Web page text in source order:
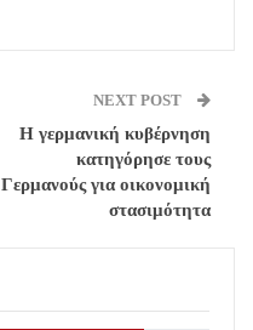
NEXT POST
Η γερμανική κυβέρνηση
κατηγόρησε τους
Γερμανούς για οικονομική
στασιμότητα